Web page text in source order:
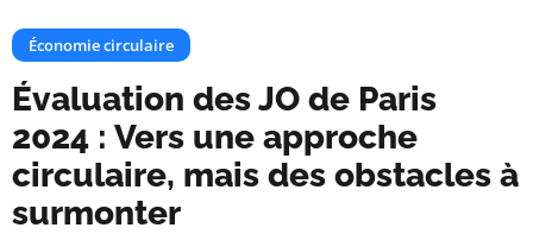
Économie circulaire
Évaluation des JO de Paris
2024 : Vers une approche
circulaire, mais des obstacles à
surmonter